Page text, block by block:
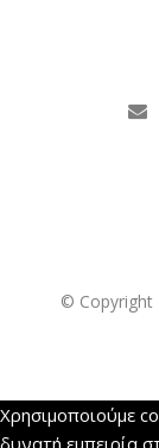
© Copyright
Χρησιμοποιούμε
δυνατή εμπειρία